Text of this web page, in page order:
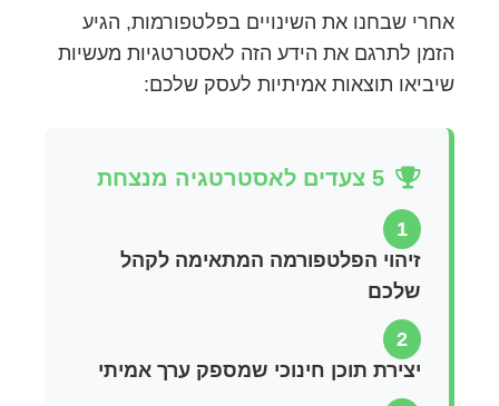
אחרי שבחנו את השינויים בפלטפורמות, הגיע
הזמן לתרגם את הידע הזה לאסטרטגיות מעשיות
שיביאו תוצאות אמיתיות לעסק שלכם:
5 צעדים לאסטרטגיה מנצחת
1
זיהוי הפלטפורמה המתאימה לקהל
שלכם
2
יצירת תוכן חינוכי שמספק ערך אמיתי